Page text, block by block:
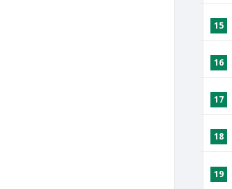
15
16
17
18
19